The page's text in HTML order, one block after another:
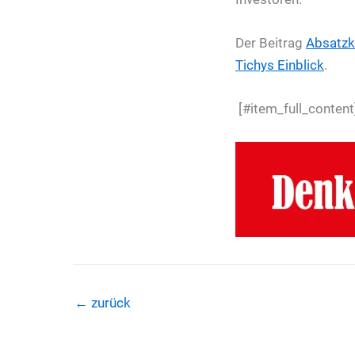
Der Beitrag
Tichys Einblick.
[#item_full_content]
← zurück